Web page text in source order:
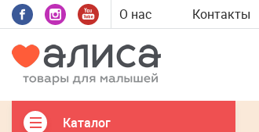
О нас Контакты
Каталог